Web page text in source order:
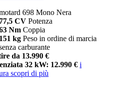
698 Mono Nera
77,5 CV Potenza
Nm Coppia
151 kg Peso in ordine di marcia
carburante
da 13.990 €
32 kW: 12.990 € i
scopri di più